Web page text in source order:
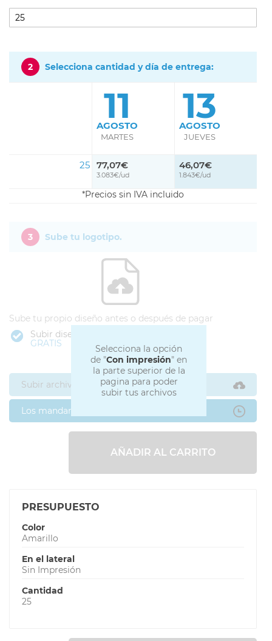
2 Selecciona cantidad y día de entrega:
11
AGOSTO
MARTES
13
AGOSTO
JUEVES
25 77,07€
3.083€/ud
46,07€
1.843€/ud
Precios sin IVA incluido
Selecciona la opción
de "Con impresión" en
la parte superior de la
pagina para poder
subir tus archivos
3 Sube tu logotipo.
Sube tu propio diseño antes o después de pagar
Subir diseño
GRATIS
Subir archivos ahora
Los mandaré después
AÑADIR AL CARRITO
PRESUPUESTO
Color
Amarillo
En el lateral
Sin Impresión
Cantidad
25